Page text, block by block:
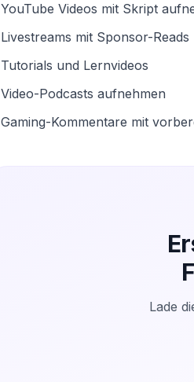
YouTube Videos mit Skript
Livestreams mit Sponsor-Reads
Tutorials und Lernvideos
Video-Podcasts aufnehmen
Gaming-Kommentare mit
Lade